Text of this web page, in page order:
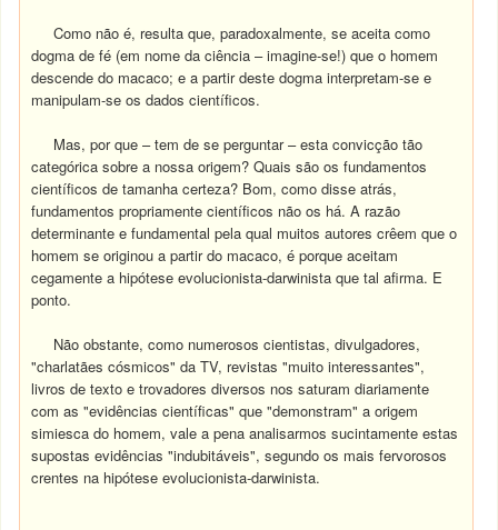
Como não é, resulta que, paradoxalmente, se aceita como
dogma de fé (em nome da ciência – imagine-se!) que o homem
descende do macaco; e a partir deste dogma interpretam-se e
manipulam-se os dados científicos.
Mas, por que – tem de se perguntar – esta convicção tão
categórica sobre a nossa origem? Quais são os fundamentos
científicos de tamanha certeza? Bom, como disse atrás,
fundamentos propriamente científicos não os há. A razão
determinante e fundamental pela qual muitos autores crêem que o
homem se originou a partir do macaco, é porque aceitam
cegamente a hipótese evolucionista-darwinista que tal afirma. E
ponto.
Não obstante, como numerosos cientistas, divulgadores,
"charlatães cósmicos" da TV, revistas "muito interessantes",
livros de texto e trovadores diversos nos saturam diariamente
com as "evidências científicas" que "demonstram" a origem
simiesca do homem, vale a pena analisarmos sucintamente estas
supostas evidências "indubitáveis", segundo os mais fervorosos
crentes na hipótese evolucionista-darwinista.